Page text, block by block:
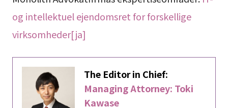
og intellektuel ejendomsret for forskellige
virksomheder[ja]
The Editor in Chief:
Managing Attorney: Toki
Kawase